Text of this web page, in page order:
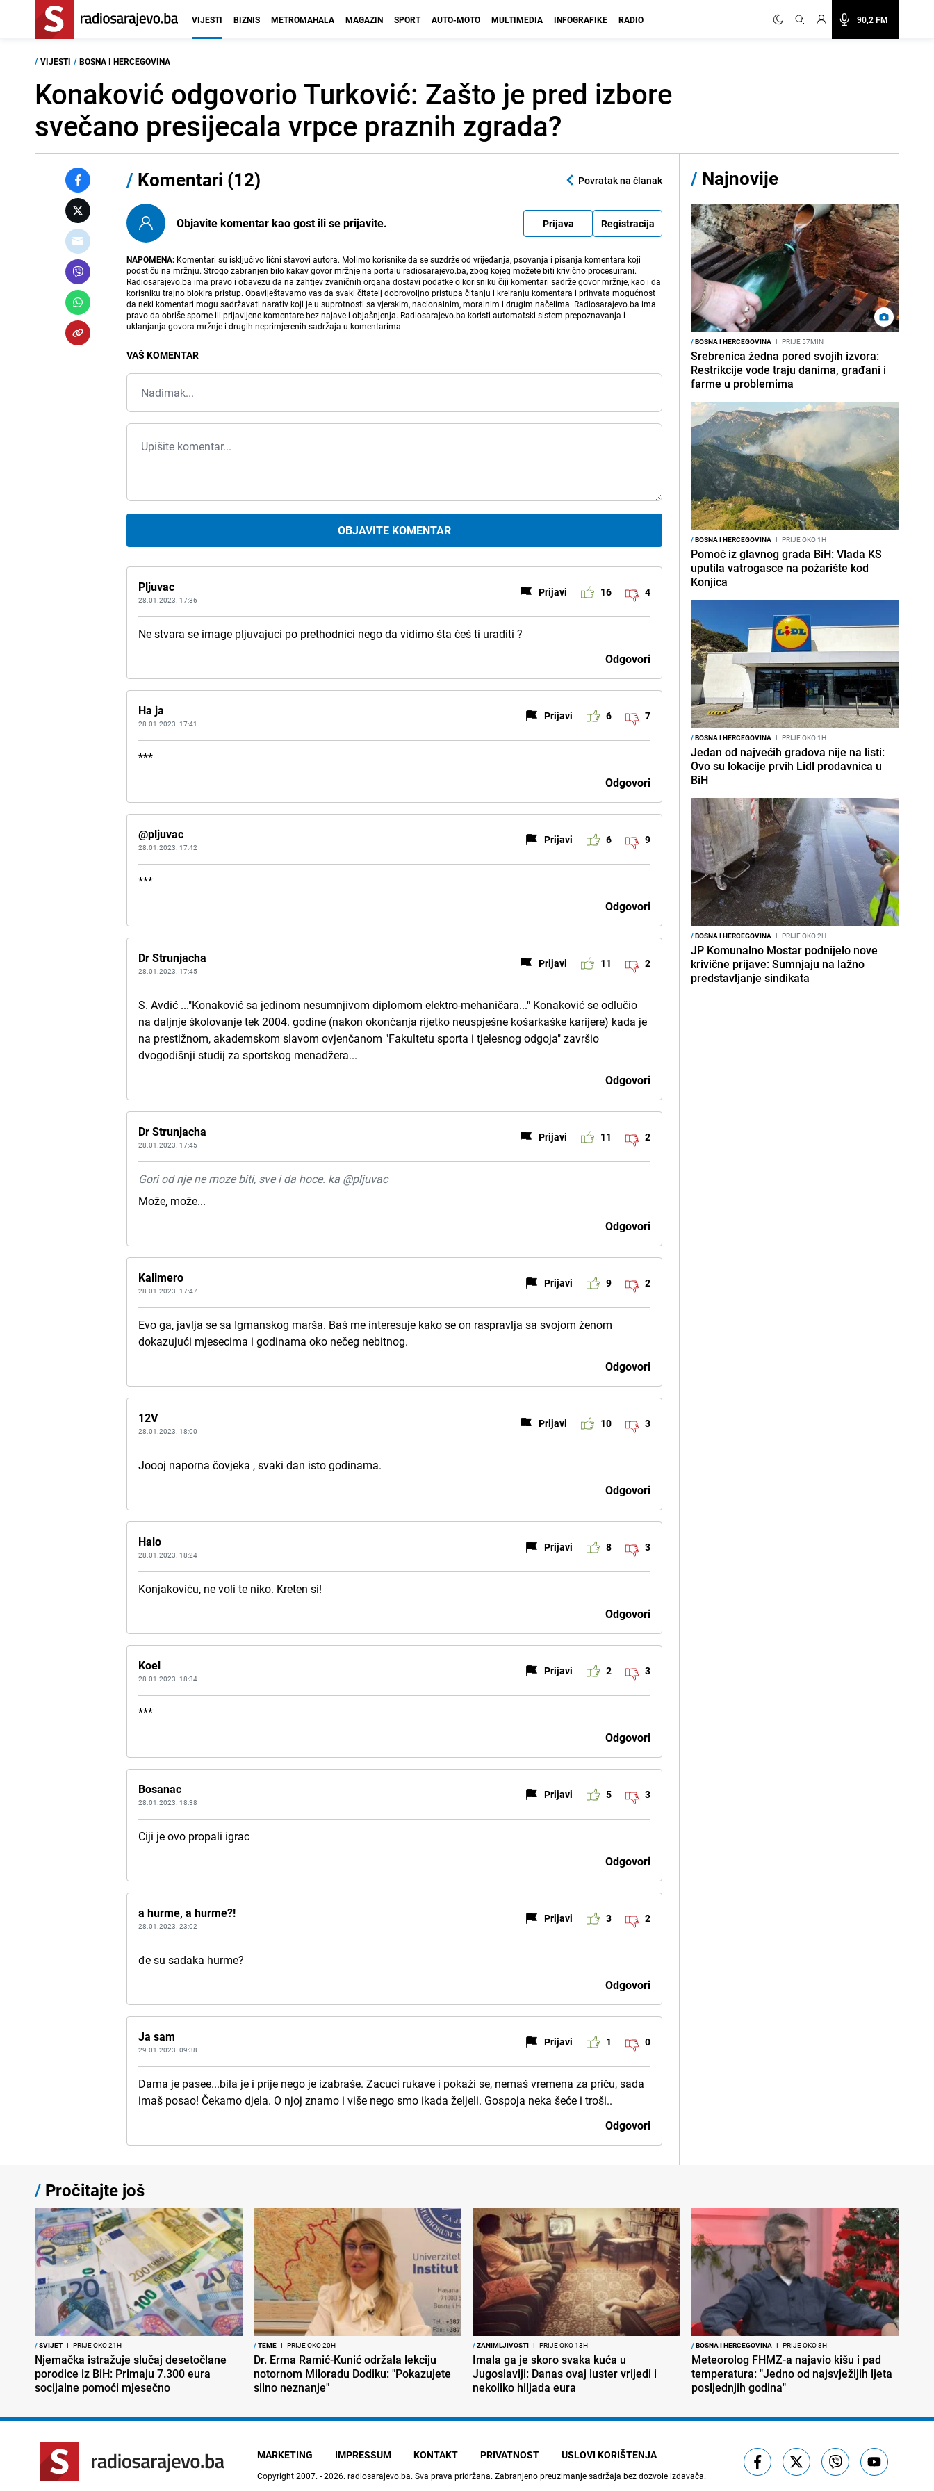
90,2 FM
VIJESTI BIZNIS METROMAHALA MAGAZIN SPORT AUTO-MOTO MULTIMEDIA INFOGRAFIKE RADIO
/ VIJESTI / BOSNA I HERCEGOVINA
Konaković odgovorio Turković: Zašto je pred izbore
svečano presijecala vrpce praznih zgrada?
/ Komentari (12) Povratak na članak
Objavite komentar kao gost ili se prijavite. Prijava Registracija
NAPOMENA: Komentari su isključivo lični stavovi autora. Molimo korisnike da se suzdrže od vrijeđanja, psovanja i pisanja komentara koji
podstiču na mržnju. Strogo zabranjen bilo kakav govor mržnje na portalu radiosarajevo.ba, zbog kojeg možete biti krivično procesuirani.
Radiosarajevo.ba ima pravo i obavezu da na zahtjev zvaničnih organa dostavi podatke o korisniku čiji komentari sadrže govor mržnje, kao i da
korisniku trajno blokira pristup. Obaviještavamo vas da svaki čitatelj dobrovoljno pristupa čitanju i kreiranju komentara i prihvata mogućnost
da neki komentari mogu sadržavati narativ koji je u suprotnosti sa vjerskim, nacionalnim, moralnim i drugim načelima. Radiosarajevo.ba ima
pravo da obriše sporne ili prijavljene komentare bez najave i objašnjenja. Radiosarajevo.ba koristi automatski sistem prepoznavanja i
uklanjanja govora mržnje i drugih neprimjerenih sadržaja u komentarima.
VAŠ KOMENTAR
OBJAVITE KOMENTAR
Pljuvac
28.01.2023. 17:36
Prijavi 16 4
Ne stvara se image pljuvajuci po prethodnici nego da vidimo šta ćeš ti uraditi ?
Odgovori
Ha ja
28.01.2023. 17:41
Prijavi 6 7
***
Odgovori
@pljuvac
28.01.2023. 17:42
Prijavi 6 9
***
Odgovori
Dr Strunjacha
28.01.2023. 17:45
Prijavi 11 2
S. Avdić ..."Konaković sa jedinom nesumnjivom diplomom elektro-mehaničara..." Konaković se odlučio
na daljnje školovanje tek 2004. godine (nakon okončanja rijetko neuspješne košarkaške karijere) kada je
na prestižnom, akademskom slavom ovjenčanom "Fakultetu sporta i tjelesnog odgoja" završio
dvogodišnji studij za sportskog menadžera...
Odgovori
Dr Strunjacha
28.01.2023. 17:45
Prijavi 11 2
Gori od nje ne moze biti, sve i da hoce. ka @pljuvac
Može, može...
Odgovori
Kalimero
28.01.2023. 17:47
Prijavi 9 2
Evo ga, javlja se sa Igmanskog marša. Baš me interesuje kako se on raspravlja sa svojom ženom
dokazujući mjesecima i godinama oko nečeg nebitnog.
Odgovori
12V
28.01.2023. 18:00
Prijavi 10 3
Joooj naporna čovjeka , svaki dan isto godinama.
Odgovori
Halo
28.01.2023. 18:24
Prijavi 8 3
Konjakoviću, ne voli te niko. Kreten si!
Odgovori
Koel
28.01.2023. 18:34
Prijavi 2 3
***
Odgovori
Bosanac
28.01.2023. 18:38
Prijavi 5 3
Ciji je ovo propali igrac
Odgovori
a hurme, a hurme?!
28.01.2023. 23:02
Prijavi 3 2
đe su sadaka hurme?
Odgovori
Ja sam
29.01.2023. 09:38
Prijavi 1 0
Dama je pasee...bila je i prije nego je izabraše. Zacuci rukave i pokaži se, nemaš vremena za priču, sada
imaš posao! Čekamo djela. O njoj znamo i više nego smo ikada željeli. Gospoja neka šeće i troši..
Odgovori
/ Najnovije
/BOSNA I HERCEGOVINA I PRIJE 57MIN
Srebrenica žedna pored svojih izvora:
Restrikcije vode traju danima, građani i
farme u problemima
/BOSNA I HERCEGOVINA I PRIJE OKO 1H
Pomoć iz glavnog grada BiH: Vlada KS
uputila vatrogasce na požarište kod
Konjica
/BOSNA I HERCEGOVINA I PRIJE OKO 1H
Jedan od najvećih gradova nije na listi:
Ovo su lokacije prvih Lidl prodavnica u
BiH
/BOSNA I HERCEGOVINA I PRIJE OKO 2H
JP Komunalno Mostar podnijelo nove
krivične prijave: Sumnjaju na lažno
predstavljanje sindikata
/ Pročitajte još
/SVIJET I PRIJE OKO 21H
Njemačka istražuje slučaj desetočlane
porodice iz BiH: Primaju 7.300 eura
socijalne pomoći mjesečno
/TEME I PRIJE OKO 20H
Dr. Erma Ramić-Kunić održala lekciju
notornom Miloradu Dodiku: "Pokazujete
silno neznanje"
/ZANIMLJIVOSTI I PRIJE OKO 13H
Imala ga je skoro svaka kuća u
Jugoslaviji: Danas ovaj luster vrijedi i
nekoliko hiljada eura
/BOSNA I HERCEGOVINA I PRIJE OKO 8H
Meteorolog FHMZ-a najavio kišu i pad
temperatura: "Jedno od najsvježijih ljeta
posljednjih godina"
MARKETING IMPRESSUM KONTAKT PRIVATNOST USLOVI KORIŠTENJA
Copyright 2007. - 2026. radiosarajevo.ba. Sva prava pridržana. Zabranjeno preuzimanje sadržaja bez dozvole izdavača.